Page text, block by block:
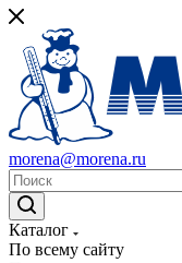
morena@morena.ru
Каталог
По всему сайту